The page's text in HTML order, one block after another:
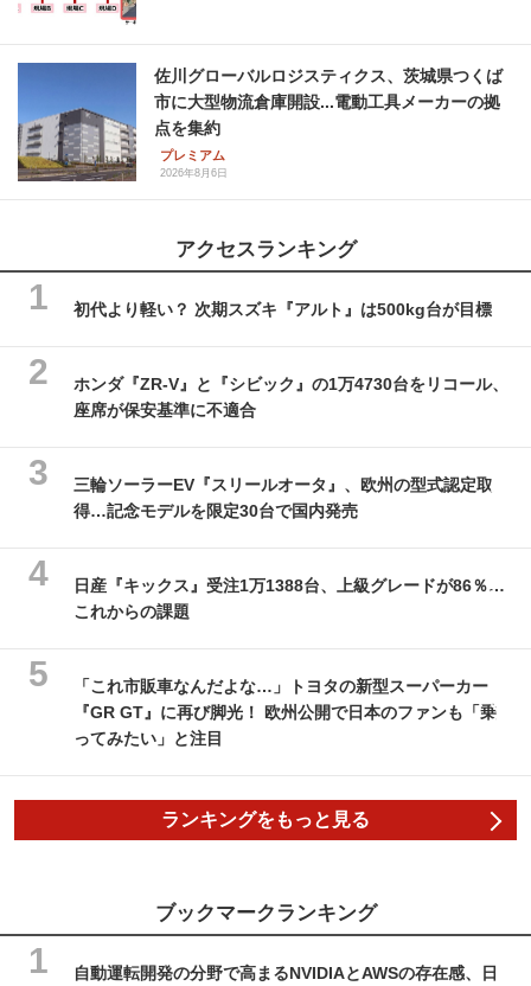
佐川グローバルロジスティクス、茨城県つくば
市に大型物流倉庫開設...電動工具メーカーの拠
点を集約
プレミアム
2026年8月6日
アクセスランキング
初代より軽い？ 次期スズキ『アルト』は500kg台が目標
ホンダ『ZR-V』と『シビック』の1万4730台をリコール、
座席が保安基準に不適合
三輪ソーラーEV『スリールオータ』、欧州の型式認定取
得…記念モデルを限定30台で国内発売
日産『キックス』受注1万1388台、上級グレードが86％…
これからの課題
「これ市販車なんだよな…」トヨタの新型スーパーカー
『GR GT』に再び脚光！ 欧州公開で日本のファンも「乗
ってみたい」と注目
ランキングをもっと見る
ブックマークランキング
自動運転開発の分野で高まるNVIDIAとAWSの存在感、日